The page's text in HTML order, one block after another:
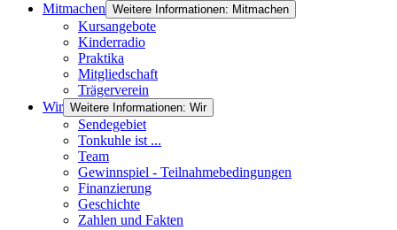
Mitmachen Weitere Informationen: Mitmachen
Kursangebote
Kinderradio
Praktika
Mitgliedschaft
Trägerverein
Wir Weitere Informationen: Wir
Sendegebiet
Tonkuhle ist ...
Team
Gewinnspiel - Teilnahmebedingungen
Finanzierung
Geschichte
Zahlen und Fakten